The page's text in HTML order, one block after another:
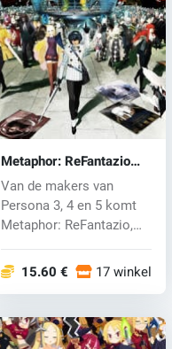
Metaphor: ReFantazio
(PC) key
Van de makers van
Persona 3, 4 en 5 komt
Metaphor: ReFantazio,
15.60 € 17 winkels